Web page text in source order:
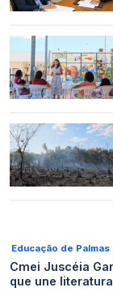
Educação de Palmas
Cmei Juscéia
que une